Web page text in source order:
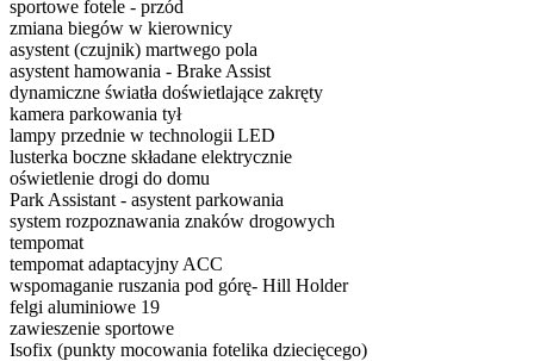
sportowe fotele - przód
zmiana biegów w kierownicy
asystent (czujnik) martwego pola
asystent hamowania - Brake Assist
dynamiczne światła doświetlające zakręty
kamera parkowania tył
lampy przednie w technologii LED
lusterka boczne składane elektrycznie
oświetlenie drogi do domu
Park Assistant - asystent parkowania
system rozpoznawania znaków drogowych
tempomat
tempomat adaptacyjny ACC
wspomaganie ruszania pod górę- Hill Holder
felgi aluminiowe 19
zawieszenie sportowe
Isofix (punkty mocowania fotelika dziecięcego)